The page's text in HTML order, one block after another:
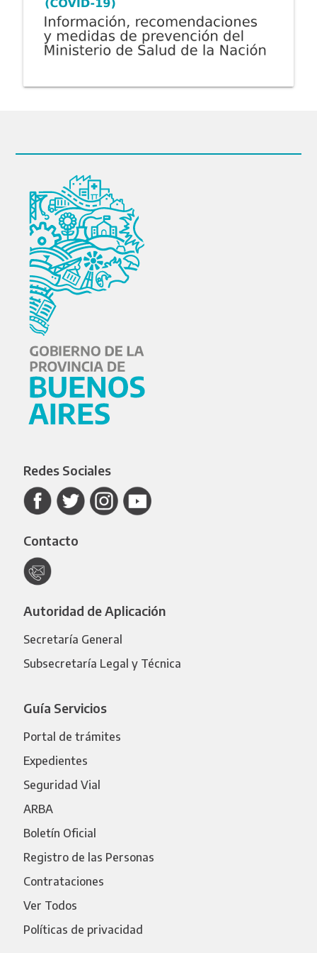
Redes Sociales
Contacto
Autoridad de Aplicación
Secretaría General
Subsecretaría Legal y Técnica
Guía Servicios
Portal de trámites
Expedientes
Seguridad Vial
ARBA
Boletín Oficial
Registro de las Personas
Contrataciones
Ver Todos
Políticas de privacidad